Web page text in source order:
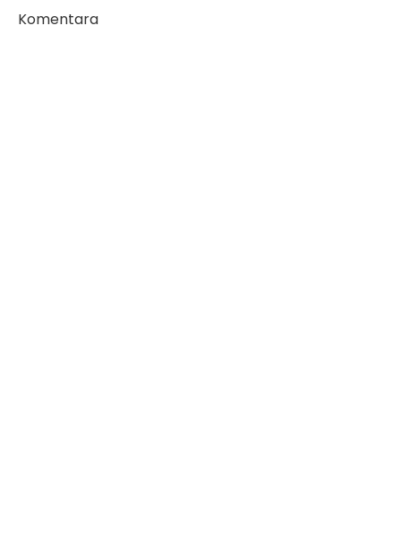
Komentara